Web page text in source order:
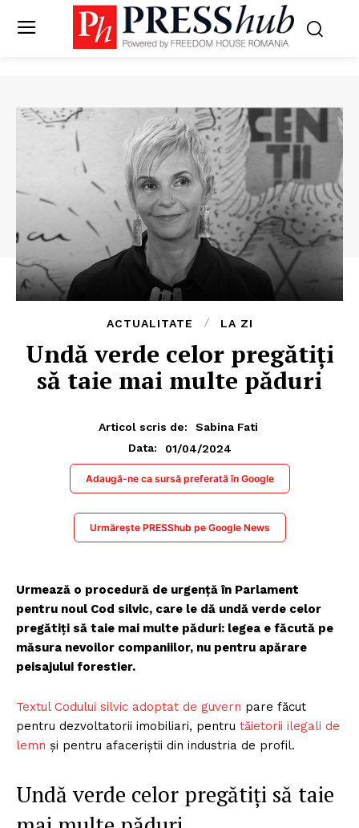
ACTUALITATE LA ZI
Undă verde celor pregătiți
să taie mai multe păduri
Articol scris de:
Sabina Fati
Data:
01/04/2024
Adaugă-ne ca sursă preferată în Google
Urmărește PRESShub pe Google News
Urmează o procedură de urgență în Parlament
pentru noul Cod silvic, care le dă undă verde celor
pregătiți să taie mai multe păduri: legea e făcută pe
măsura nevoilor companiilor, nu pentru apărare
peisajului forestier.
Textul Codului silvic adoptat de guvern pare făcut
pentru dezvoltatorii imobiliari, pentru tăietorii ilegali de
lemn și pentru afaceriștii din industria de profil.
Undă verde celor pregătiți să taie